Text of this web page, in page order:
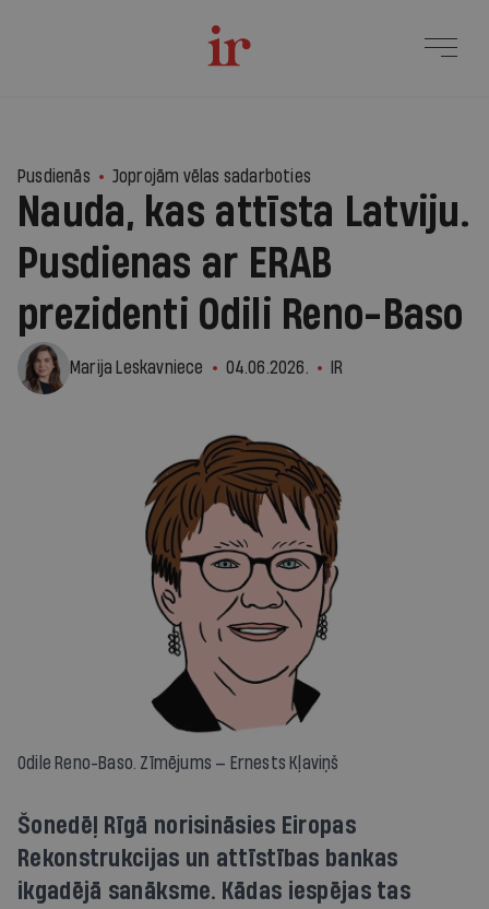
Pusdienās Joprojām vēlas sadarboties
Nauda, kas attīsta Latviju.
Pusdienas ar ERAB
prezidenti Odili Reno-Baso
Marija Leskavniece 04.06.2026. IR
Odile Reno-Baso. Zīmējums — Ernests Kļaviņš
Šonedēļ Rīgā norisināsies Eiropas
Rekonstrukcijas un attīstības bankas
ikgadējā sanāksme. Kādas iespējas tas